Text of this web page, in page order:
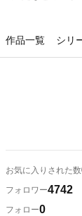
作品一覧 シリ
お気に入りされた数
フォロワー4742
フォロー0